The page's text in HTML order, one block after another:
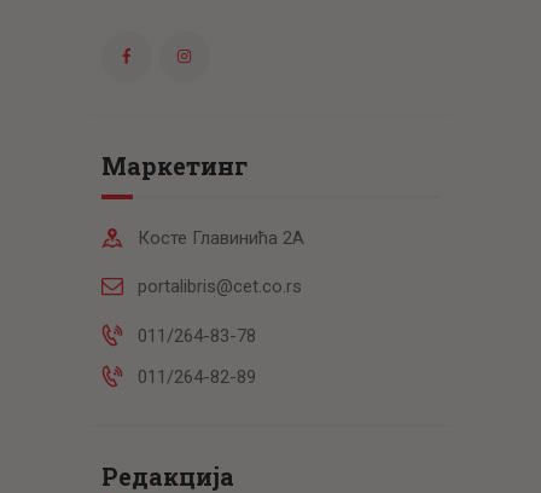
Маркетинг
Косте Главинића 2А
portalibris@cet.co.rs
011/264-83-78
011/264-82-89
Редакција